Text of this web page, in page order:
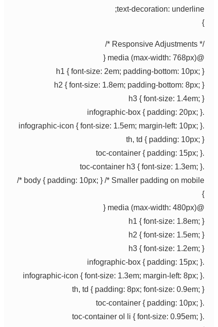
text-decoration:
h1 { font-size: 2em; padding-bottom: 10px;
h2 { font-size: 1.8em; padding-bottom: 8px;
h3 { font-size: 1.4em;
th, td { padding: 10px;
body { padding: 10px; } /* Smaller padding on mobile
h1 { font-size: 1.8em;
h2 { font-size: 1.5em;
h3 { font-size: 1.2em;
th, td { padding: 8px; font-size: 0.9em;